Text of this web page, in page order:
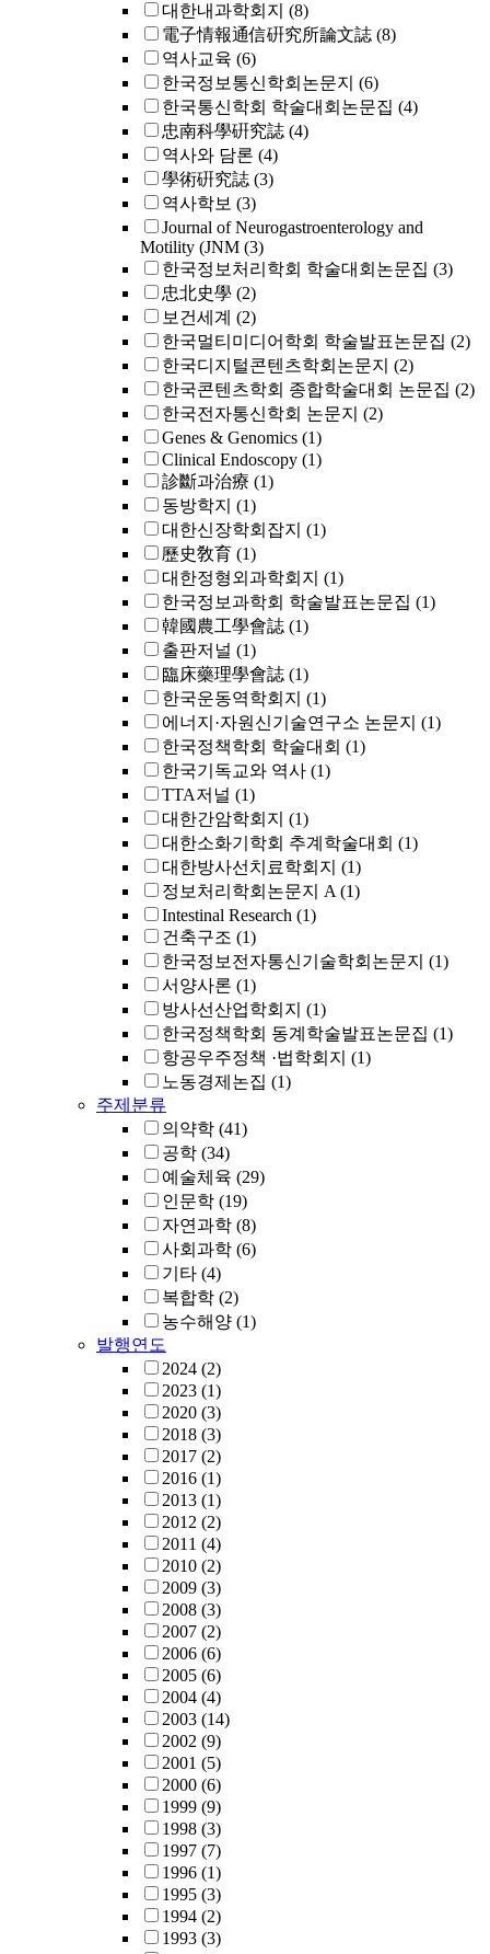
대한내과학회지 (8)
電子情報通信硏究所論文誌 (8)
역사교육 (6)
한국정보통신학회논문지 (6)
한국통신학회 학술대회논문집 (4)
忠南科學硏究誌 (4)
역사와 담론 (4)
學術硏究誌 (3)
역사학보 (3)
Journal of Neurogastroenterology and
Motility (JNM (3)
한국정보처리학회 학술대회논문집 (3)
忠北史學 (2)
보건세계 (2)
한국멀티미디어학회 학술발표논문집 (2)
한국디지털콘텐츠학회논문지 (2)
한국콘텐츠학회 종합학술대회 논문집 (2)
한국전자통신학회 논문지 (2)
Genes & Genomics (1)
Clinical Endoscopy (1)
診斷과治療 (1)
동방학지 (1)
대한신장학회잡지 (1)
歷史敎育 (1)
대한정형외과학회지 (1)
한국정보과학회 학술발표논문집 (1)
韓國農工學會誌 (1)
출판저널 (1)
臨床藥理學會誌 (1)
한국운동역학회지 (1)
에너지·자원신기술연구소 논문지 (1)
한국정책학회 학술대회 (1)
한국기독교와 역사 (1)
TTA저널 (1)
대한간암학회지 (1)
대한소화기학회 추계학술대회 (1)
대한방사선치료학회지 (1)
정보처리학회논문지 A (1)
Intestinal Research (1)
건축구조 (1)
한국정보전자통신기술학회논문지 (1)
서양사론 (1)
방사선산업학회지 (1)
한국정책학회 동계학술발표논문집 (1)
항공우주정책 ·법학회지 (1)
노동경제논집 (1)
주제분류
의약학 (41)
공학 (34)
예술체육 (29)
인문학 (19)
자연과학 (8)
사회과학 (6)
기타 (4)
복합학 (2)
농수해양 (1)
발행연도
2024 (2)
2023 (1)
2020 (3)
2018 (3)
2017 (2)
2016 (1)
2013 (1)
2012 (2)
2011 (4)
2010 (2)
2009 (3)
2008 (3)
2007 (2)
2006 (6)
2005 (6)
2004 (4)
2003 (14)
2002 (9)
2001 (5)
2000 (6)
1999 (9)
1998 (3)
1997 (7)
1996 (1)
1995 (3)
1994 (2)
1993 (3)